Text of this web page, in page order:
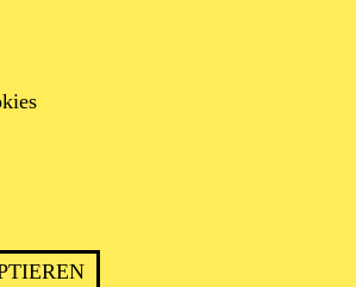
SINNE BERÜHRT